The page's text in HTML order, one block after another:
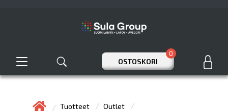
OSTOSKORI
0
Tuotteet Outlet